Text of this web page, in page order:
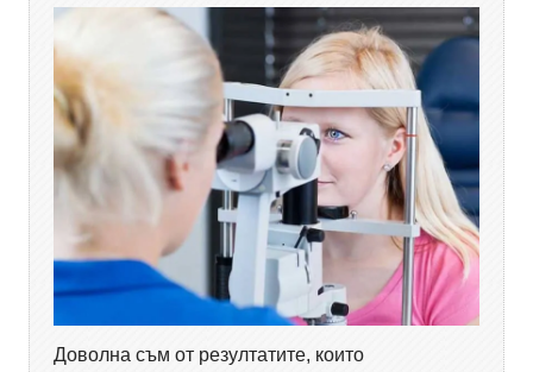
Доволна съм от резултатите, които